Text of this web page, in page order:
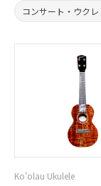
コンサート・ウクレ
Ko'olau Ukulele